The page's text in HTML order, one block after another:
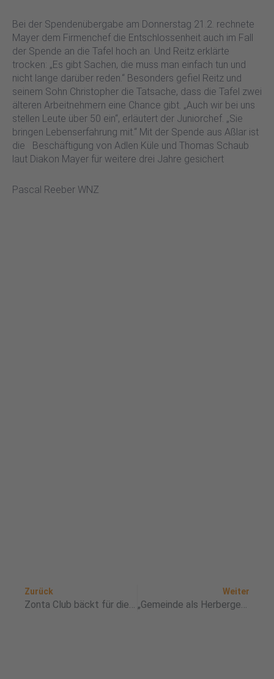
Bei der Spendenübergabe am Donnerstag 21.2. rechnete
Mayer dem Firmenchef die Entschlossenheit auch im Fall
der Spende an die Tafel hoch an. Und Reitz erklärte
trocken: „Es gibt Sachen, die muss man einfach tun und
nicht lange darüber reden.“ Besonders gefiel Reitz und
seinem Sohn Christopher die Tatsache, dass die Tafel zwei
älteren Arbeitnehmern eine Chance gibt. „Auch wir bei uns
stellen Leute über 50 ein“, erläutert der Juniorchef. „Sie
bringen Lebenserfahrung mit.“ Mit der Spende aus Aßlar ist
die Beschäftigung von Adlen Küle und Thomas Schaub
laut Diakon Mayer für weitere drei Jahre gesichert
Pascal Reeber WNZ
Zurück Weiter